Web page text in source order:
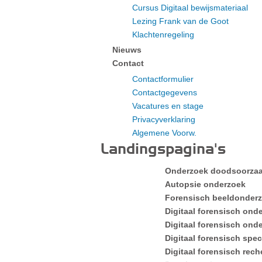
Cursus Digitaal bewijsmateriaal
Lezing Frank van de Goot
Klachtenregeling
Nieuws
Contact
Contactformulier
Contactgegevens
Vacatures en stage
Privacyverklaring
Algemene Voorw.
Landingspagina's
Onderzoek
Autopsie onderzoek
Forensisch
Digitaal forensisch
Digitaal forensisch
Digitaal forensisch
Digitaal forensisch